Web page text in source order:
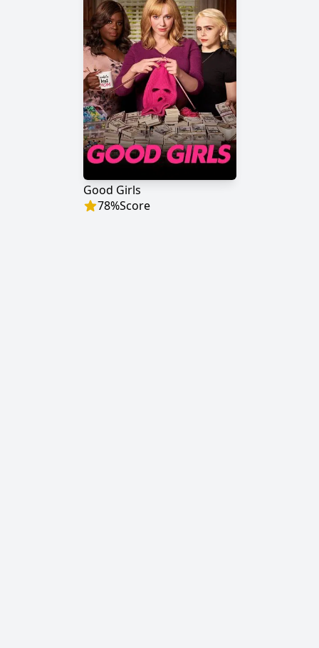
Good Girls
78%Score